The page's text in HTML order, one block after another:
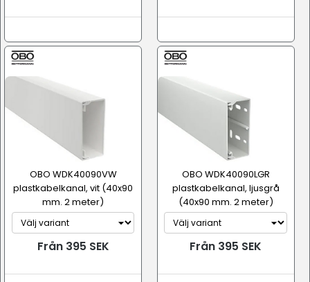
OBO WDK40090VW
plastkabelkanal, vit (40x90
mm. 2 meter)
Från 395 SEK
OBO WDK40090LGR
plastkabelkanal, ljusgrå
(40x90 mm. 2 meter)
Från 395 SEK